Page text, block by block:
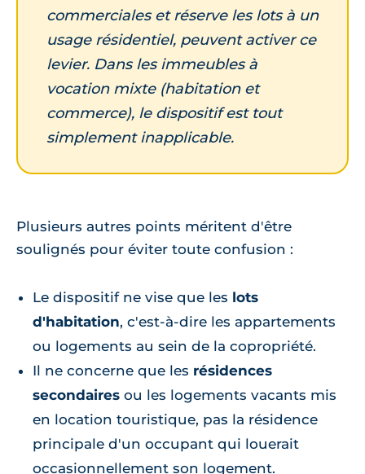
commerciales et réserve les lots à un
usage résidentiel, peuvent activer ce
levier. Dans les immeubles à
vocation mixte (habitation et
commerce), le dispositif est tout
simplement inapplicable.
Plusieurs autres points méritent d'être
soulignés pour éviter toute confusion :
Le dispositif ne vise que les lots
d'habitation, c'est-à-dire les appartements
ou logements au sein de la copropriété.
Il ne concerne que les résidences
secondaires ou les logements vacants mis
en location touristique, pas la résidence
principale d'un occupant qui louerait
occasionnellement son logement.